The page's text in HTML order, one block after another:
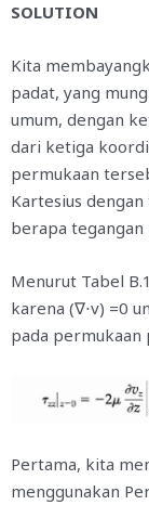
SOLUTION
Kita
padat, yang
umum, dengan
dari ketiga
permukaan
Kartesius
berapa tegangan
Menurut Tabel
karena (∇⋅v) =0
pada permukaan
Pertama, kita
menggunakan